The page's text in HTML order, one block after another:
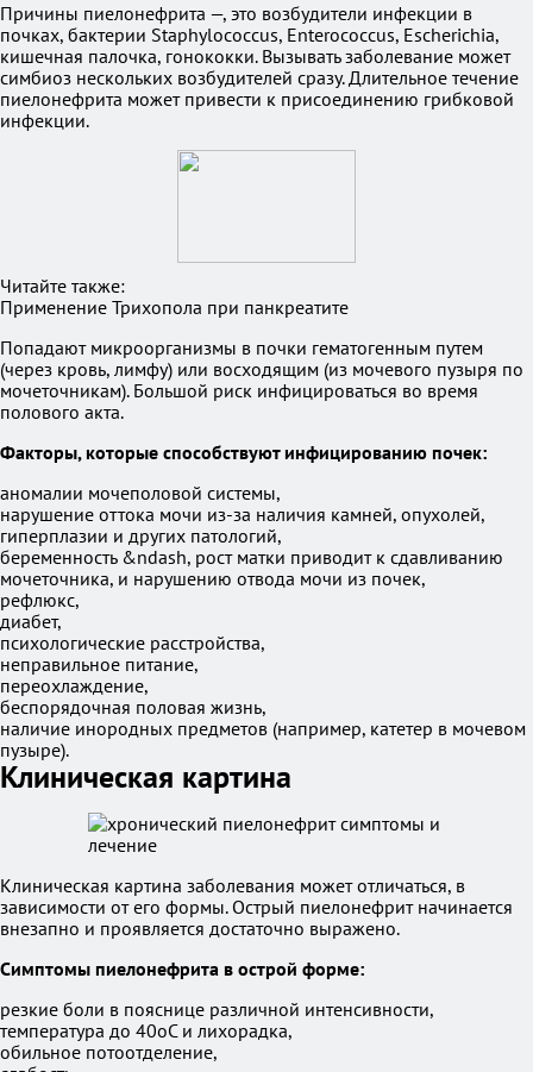
Причины пиелонефрита —, это возбудители инфекции в
почках, бактерии Staphylococcus, Enterococcus, Escherichia,
кишечная палочка, гонококки. Вызывать заболевание может
симбиоз нескольких возбудителей сразу. Длительное течение
пиелонефрита может привести к присоединению грибковой
инфекции.
Читайте также:
Применение Трихопола при панкреатите
Попадают микроорганизмы в почки гематогенным путем
(через кровь, лимфу) или восходящим (из мочевого пузыря по
мочеточникам). Большой риск инфицироваться во время
полового акта.
Факторы, которые способствуют инфицированию почек:
аномалии мочеполовой системы,
нарушение оттока мочи из-за наличия камней, опухолей,
гиперплазии и других патологий,
беременность &ndash, рост матки приводит к сдавливанию
мочеточника, и нарушению отвода мочи из почек,
рефлюкс,
диабет,
психологические расстройства,
неправильное питание,
переохлаждение,
беспорядочная половая жизнь,
наличие инородных предметов (например, катетер в мочевом
пузыре).
Клиническая картина
Клиническая картина заболевания может отличаться, в
зависимости от его формы. Острый пиелонефрит начинается
внезапно и проявляется достаточно выражено.
Симптомы пиелонефрита в острой форме:
резкие боли в пояснице различной интенсивности,
температура до 40оС и лихорадка,
обильное потоотделение,